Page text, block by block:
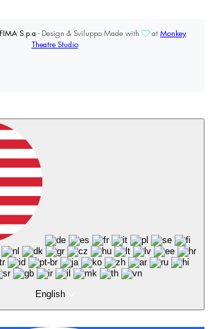
FIMA S.p.a - Design & Sviluppo Made with at Monkey
Theatre Studio
English